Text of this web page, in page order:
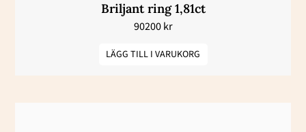
Briljant ring 1,81ct
90200kr
LÄGG TILL I VARUKORG